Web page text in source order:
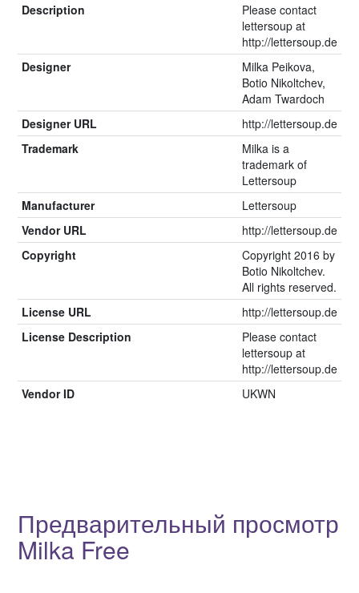
Description
Please contact
lettersoup at
http://lettersoup.de
Designer
Milka Peikova,
Botio Nikoltchev,
Adam Twardoch
Designer URL
http://lettersoup.de
Trademark
Milka is a
trademark of
Lettersoup
Manufacturer
Lettersoup
Vendor URL
http://lettersoup.de
Copyright
Copyright 2016 by
Botio Nikoltchev.
All rights reserved.
License URL
http://lettersoup.de
License Description
Please contact
lettersoup at
http://lettersoup.de
Vendor ID
UKWN
Предварительный просмотр
Milka Free